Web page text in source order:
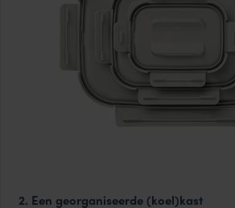
2. Een georganiseerde (koel)kast